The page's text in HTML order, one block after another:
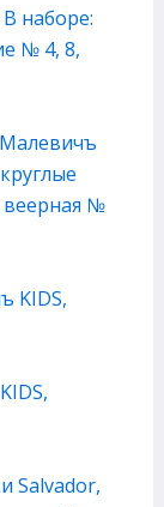
веерная №